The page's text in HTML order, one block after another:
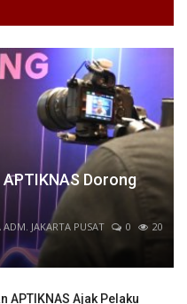
Dorong
JAKARTA PUSAT 0
20
APTIKNAS Ajak Pelaku